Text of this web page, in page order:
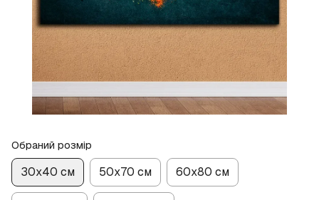
Обраний розмір
30х40 см 50х70 см 60х80 см